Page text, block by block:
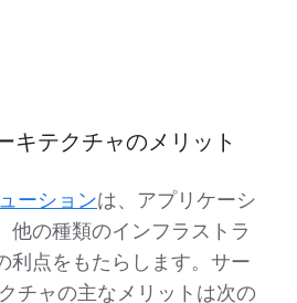
キテクチャのメリット
ーションは、アプリケーシ
他の種類のインフラストラ
利点をもたらします。サー
チャの主なメリットは次の